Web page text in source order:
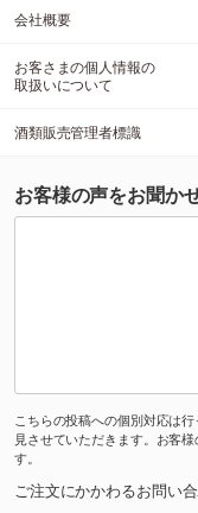
会社概要
お客さまの個人情報の
取扱いについて
酒類販売管理者標識
お客様の声をお聞か
こちらの投稿への個別対応は
見させていただきます。お客
す。
ご注文にかかわるお問い